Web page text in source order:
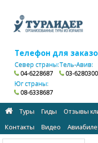
Телефон для
Север страны:
04-6228687
Тель-Авив:
03-6280300
Юг страны:
08-6338687
Туры Гиды Отзывы
Контакты
Видео